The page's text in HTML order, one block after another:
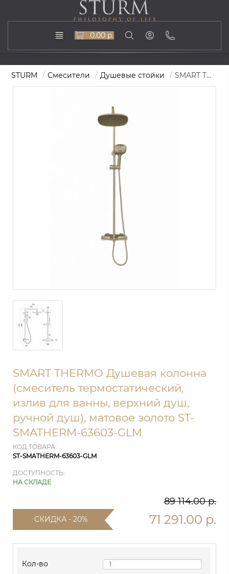
0.00 р.
STURM Смесители Душевые стойки SMART THERMO Душевая колонна (смеситель термостатический, излив для ванны, верхний душ, ручной душ), матовое золото ST-SMATHERM-63603-GLM
SMART THERMO Душевая колонна
(смеситель термостатический,
излив для ванны, верхний душ,
ручной душ), матовое золото ST-
SMATHERM-63603-GLM
КОД ТОВАРА:
ST-SMATHERM-63603-GLM
ДОСТУПНОСТЬ:
НА СКЛАДЕ
89 114.00 р.
СКИДКА - 20% 71 291.00 р.
Кол-во